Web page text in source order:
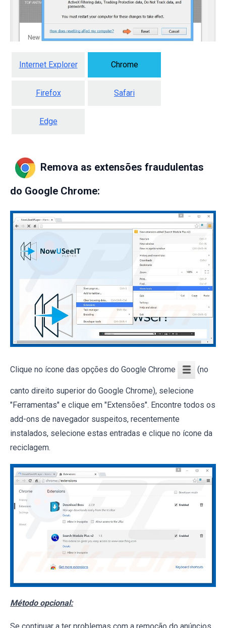
Internet Explorer Chrome
Firefox Safari
Edge
Remova as extensões fraudulentas
do Google Chrome:
Clique no ícone das opções do Google Chrome (no
canto direito superior do Google Chrome), selecione
"Ferramentas" e clique em "Extensões". Encontre todos os
add-ons de navegador suspeitos, recentemente
instalados, selecione estas entradas e clique no ícone da
reciclagem.
Método opcional: